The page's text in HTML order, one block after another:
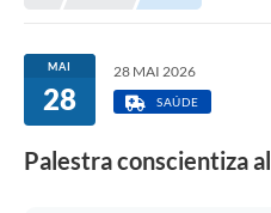
MAI
28
28 MAI 2026
SAÚDE
Palestra conscientiza